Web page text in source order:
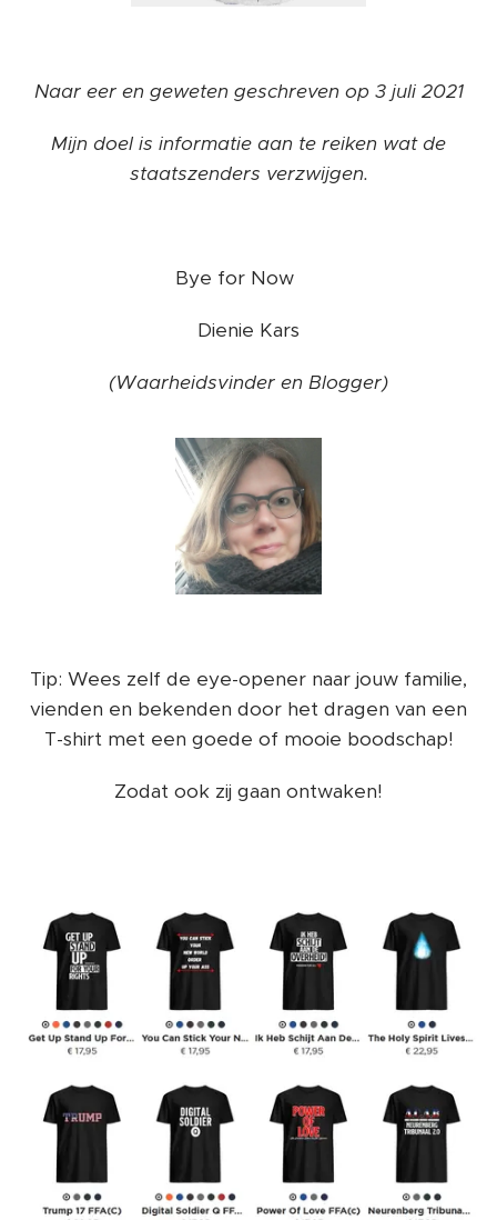
Naar eer en geweten geschreven op 3 juli 2021
Mijn doel is informatie aan te reiken wat de
staatszenders verzwijgen.
Bye for Now ❤️
Dienie Kars
(Waarheidsvinder en Blogger)
Tip: Wees zelf de eye-opener naar jouw familie,
vienden en bekenden door het dragen van een
T-shirt met een goede of mooie boodschap!
Zodat ook zij gaan ontwaken!